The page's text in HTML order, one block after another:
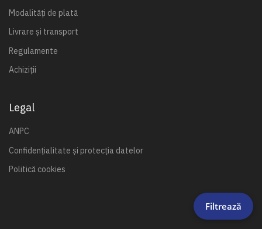
Modalități de plată
Livrare și transport
Regulamente
Achiziții
Legal
ANPC
Confidențialitate și protecția datelor
Politică cookies
Filtrează